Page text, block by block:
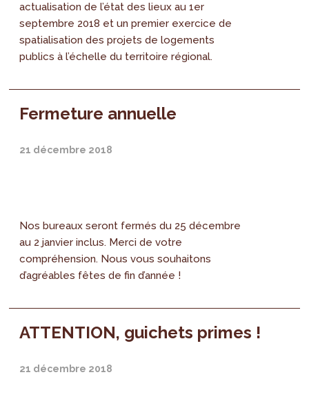
actualisation de l’état des lieux au 1er
septembre 2018 et un premier exercice de
spatialisation des projets de logements
publics à l’échelle du territoire régional.
Fermeture annuelle
21 décembre 2018
Nos bureaux seront fermés du 25 décembre
au 2 janvier inclus. Merci de votre
compréhension. Nous vous souhaitons
d’agréables fêtes de fin d’année !
ATTENTION, guichets primes !
21 décembre 2018